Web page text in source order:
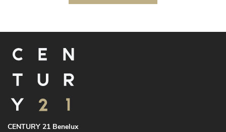
CENTURY 21 Benelux